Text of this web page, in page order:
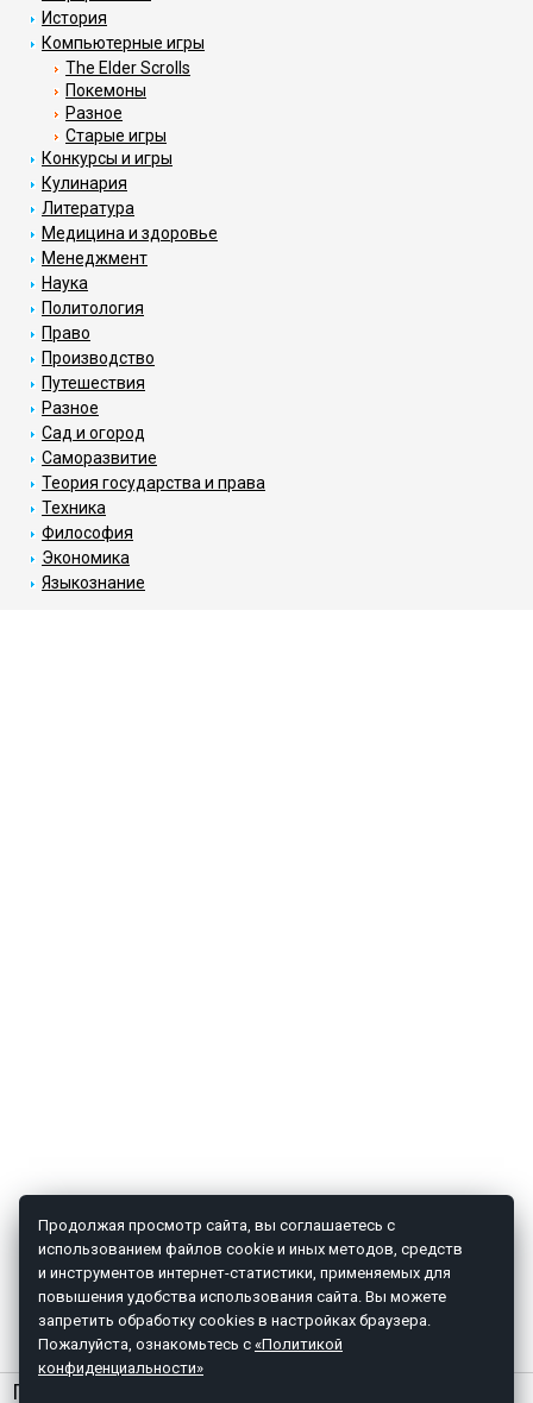
История
Компьютерные игры
The Elder Scrolls
Покемоны
Разное
Старые игры
Конкурсы и игры
Кулинария
Литература
Медицина и здоровье
Менеджмент
Наука
Политология
Право
Производство
Путешествия
Разное
Сад и огород
Саморазвитие
Теория государства и права
Техника
Философия
Экономика
Языкознание
ГЛАВНАЯ
Продолжая просмотр сайта, вы соглашаетесь с
использованием файлов cookie и иных методов, средств
и инструментов интернет-статистики, применяемых для
повышения удобства использования сайта. Вы можете
запретить обработку cookies в настройках браузера.
Пожалуйста, ознакомьтесь с «Политикой
конфиденциальности»